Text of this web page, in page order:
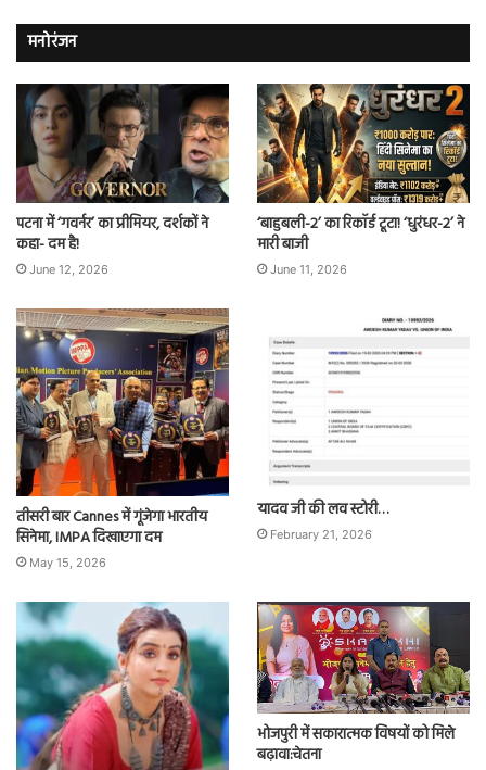
मनोरंजन
पटना में ‘गवर्नर’ का प्रीमियर, दर्शकों ने
कहा- दम है!
June 12, 2026
‘बाहुबली-2’ का रिकॉर्ड टूटा! ‘धुरंधर-2’ ने
मारी बाजी
June 11, 2026
तीसरी बार Cannes में गूंजेगा भारतीय
सिनेमा, IMPA दिखाएगा दम
May 15, 2026
यादव जी की लव स्टोरी…
February 21, 2026
भोजपुरी में सकारात्मक विषयों को मिले
बढ़ावा:चेतना